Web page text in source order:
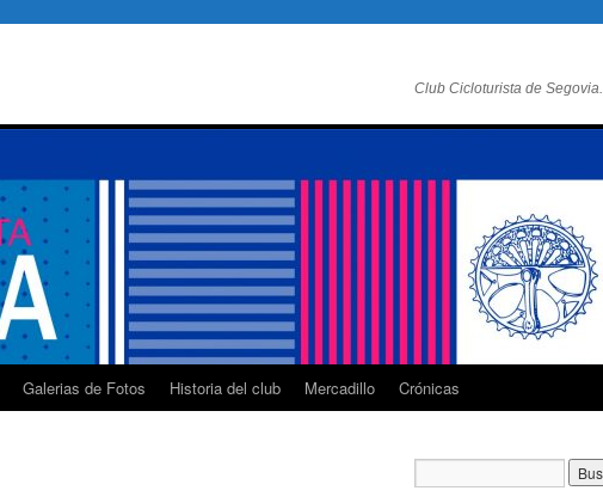
Club Cicloturista de Segovia.
Galerias de Fotos Historia del club Mercadillo Crónicas